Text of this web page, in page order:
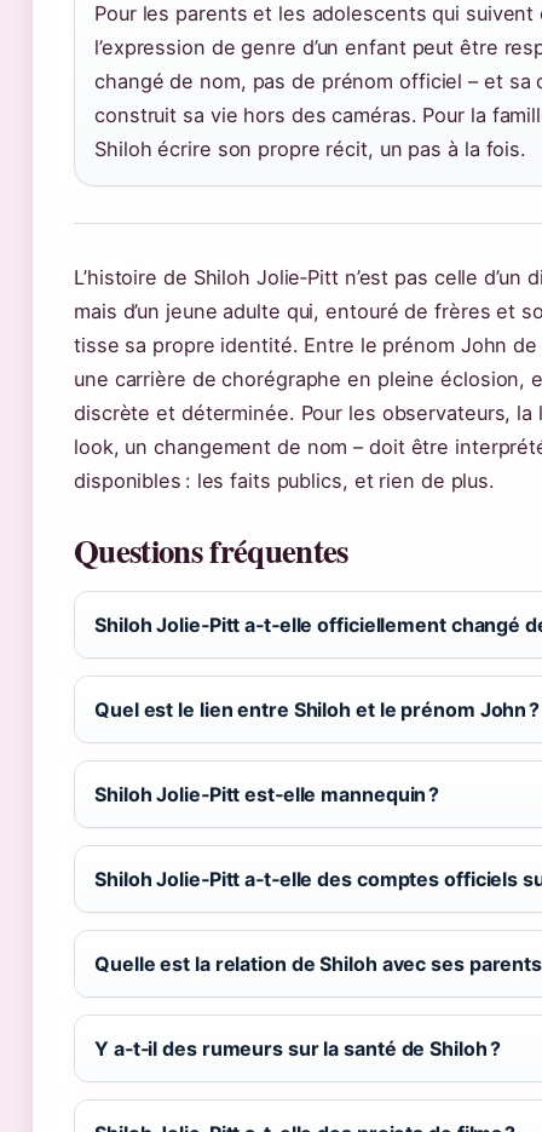
Pour les parents et les adolescents qui
l’expression de genre d’un enfant peut être
changé de nom, pas de prénom officiel – et sa
construit sa vie hors des caméras. Pour la
Shiloh écrire son propre récit, un pas à la fois.
L’histoire de Shiloh Jolie‑Pitt n’est pas celle
mais d’un jeune adulte qui, entouré de frères et
tisse sa propre identité. Entre le prénom John
une carrière de chorégraphe en pleine éclosion,
discrète et déterminée. Pour les observateurs,
look, un changement de nom – doit être
disponibles : les faits publics, et rien de plus.
Questions fréquentes
Shiloh Jolie‑Pitt a‑t‑elle officiellement changé
Quel est le lien entre Shiloh et le prénom John ?
Shiloh Jolie‑Pitt est‑elle mannequin ?
Shiloh Jolie‑Pitt a‑t‑elle des comptes officiels
Quelle est la relation de Shiloh avec ses parents
Y a‑t‑il des rumeurs sur la santé de Shiloh ?